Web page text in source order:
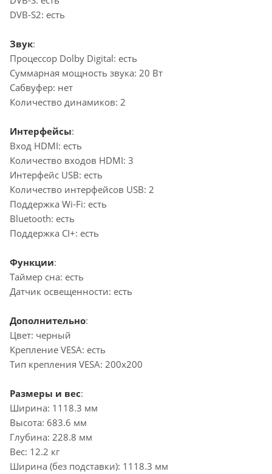
DVB-S2: есть
Звук:
Процессор Dolby Digital: есть
Суммарная мощность звука: 20 Вт
Сабвуфер: нет
Количество динамиков: 2
Интерфейсы:
Вход HDMI: есть
Количество входов HDMI: 3
Интерфейс USB: есть
Количество интерфейсов USB: 2
Поддержка Wi-Fi: есть
Bluetooth: есть
Поддержка CI+: есть
Функции:
Таймер сна: есть
Датчик освещенности: есть
Дополнительно:
Цвет: черный
Крепление VESA: есть
Тип крепления VESA: 200x200
Размеры и вес:
Ширина: 1118.3 мм
Высота: 683.6 мм
Глубина: 228.8 мм
Вес: 12.2 кг
Ширина (без подставки): 1118.3 мм